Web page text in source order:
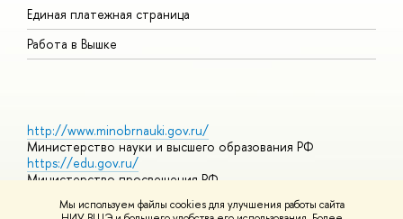
Мы используем файлы cookies для улучшения работы сайта
Единая платежная страница
Работа в Вышке
http://www.minobrnauki.gov.ru/
Министерство науки и высшего образования РФ
https://edu.gov.ru/
Министерство просвещения РФ
Массовые открытые онлайн-курсы